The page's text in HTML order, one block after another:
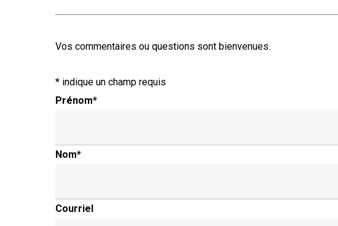
Vos commentaires ou questions sont bienvenues.
* indique un champ requis
Prénom*
Nom*
Courriel